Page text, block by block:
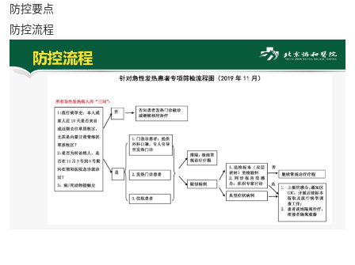
防控要点
防控流程